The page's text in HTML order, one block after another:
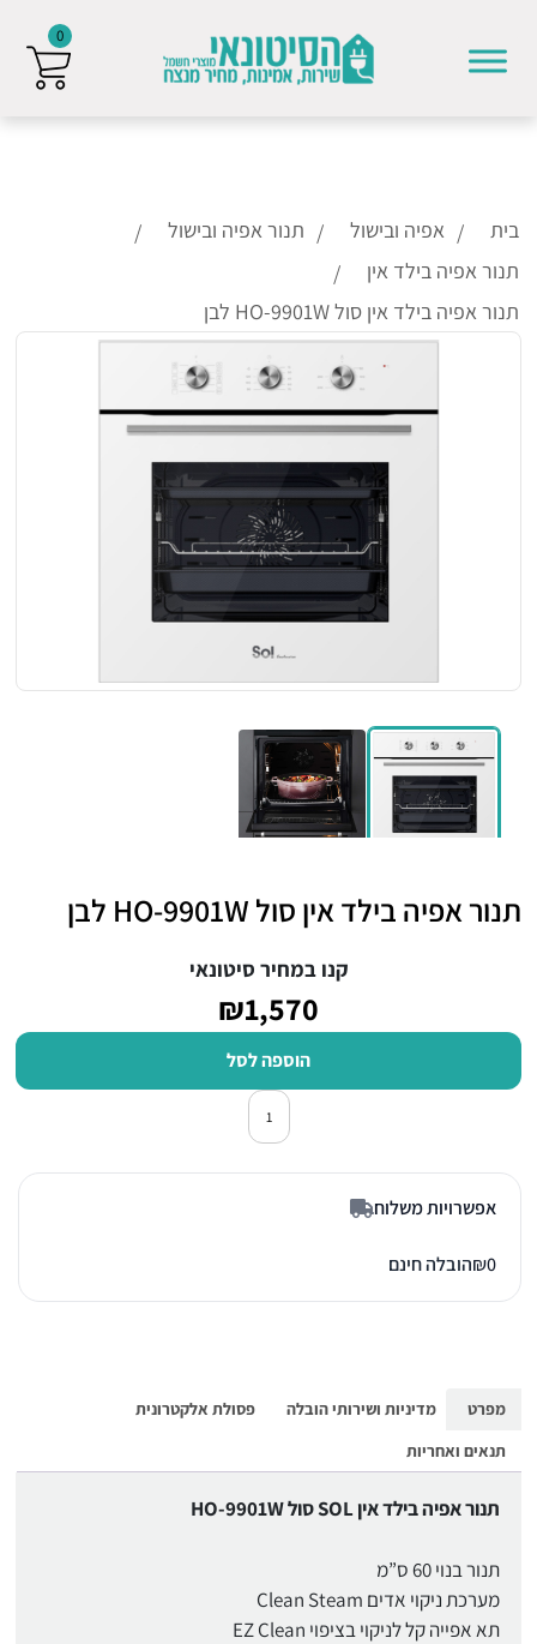
בית אפיה ובישול
תנור אפיה ובישול
תנור אפיה בילד אין
תנור אפיה בילד אין סול HO-9901W לבן
תנור אפיה בילד אין סול HO-9901W לבן
קנו במחיר סיטונאי
₪1,570
הוספה לסל
כמות של תנור אפיה בילד אין סול HO-9901W לבן
אפשרויות משלוח
₪0 הובלה חינם
מפרט מדיניות ושירותי הובלה
פסולת אלקטרונית
תנאים ואחריות
תנור אפיה בילד אין SOL סול HO-9901W
תנור בנוי 60 ס”מ
מערכת ניקוי אדים Clean Steam
תא אפייה קל לניקוי בציפוי EZ Clean
0